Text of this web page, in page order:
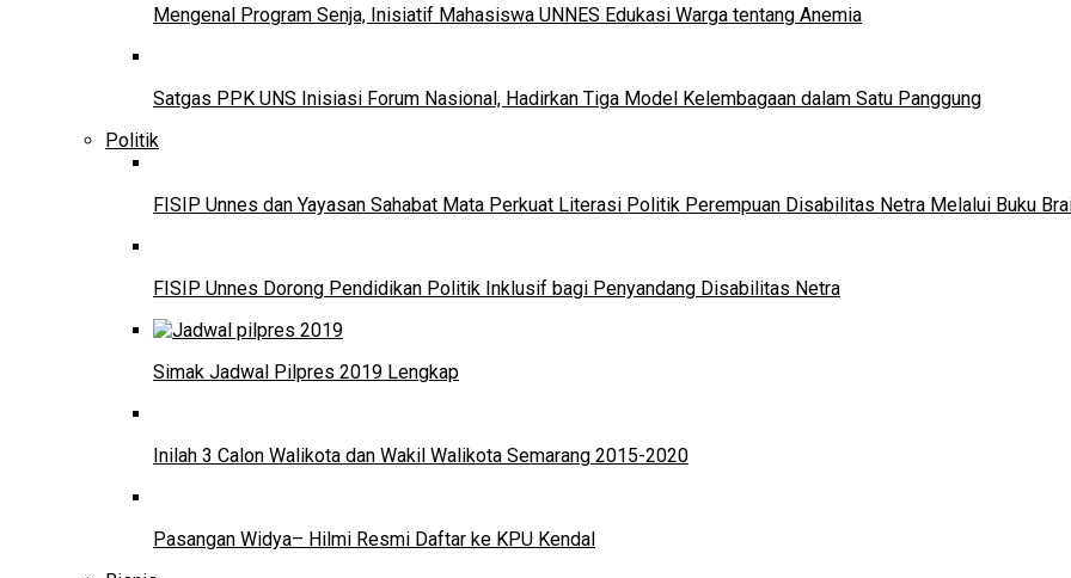
Mengenal Program Senja, Inisiatif Mahasiswa UNNES Edukasi Warga tentang Anemia
Satgas PPK UNS Inisiasi Forum Nasional, Hadirkan Tiga Model Kelembagaan dalam Satu Panggung
Politik
FISIP Unnes dan Yayasan Sahabat Mata Perkuat Literasi Politik Perempuan Disabilitas Netra Melalui Buku
FISIP Unnes Dorong Pendidikan Politik Inklusif bagi Penyandang Disabilitas Netra
Simak Jadwal Pilpres 2019 Lengkap
Inilah 3 Calon Walikota dan Wakil Walikota Semarang 2015-2020
Pasangan Widya– Hilmi Resmi Daftar ke KPU Kendal